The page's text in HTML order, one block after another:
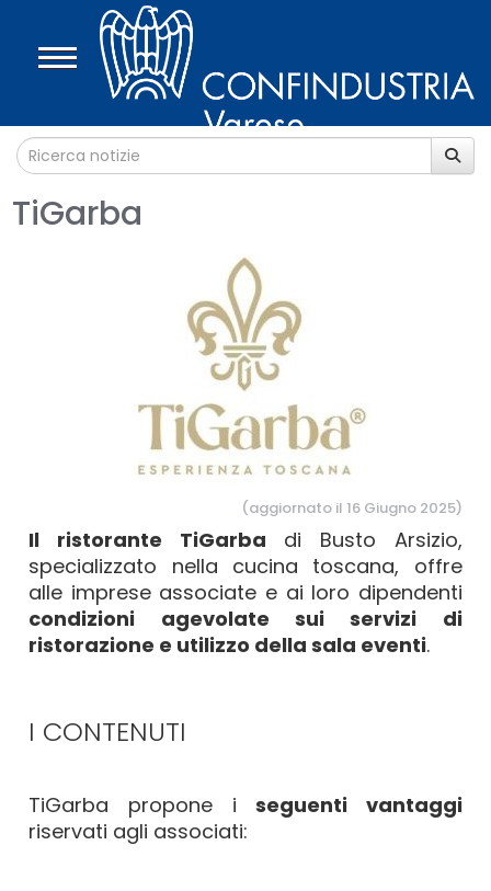
TiGarba
(aggiornato il 16 Giugno 2025)
Il ristorante TiGarba di Busto Arsizio,
specializzato nella cucina toscana, offre
alle imprese associate e ai loro dipendenti
condizioni agevolate sui servizi di
ristorazione e utilizzo della sala eventi.
I CONTENUTI
TiGarba propone iseguenti vantaggi
riservati agli associati: